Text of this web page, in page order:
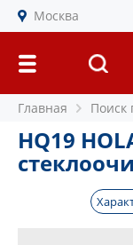
Москва
Главная Поиск
HQ19